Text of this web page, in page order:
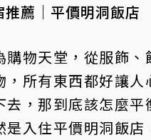
推薦｜平價明洞飯店
購物天堂，從服飾、
，所有東西都好讓人
去，那到底該怎麼平
是入住平價明洞飯店